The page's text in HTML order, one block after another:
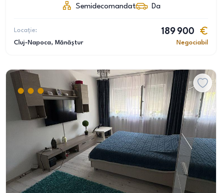
Semidecomandat
Da
Locație:
Cluj-Napoca, Mănăștur
189 900
Negociabil